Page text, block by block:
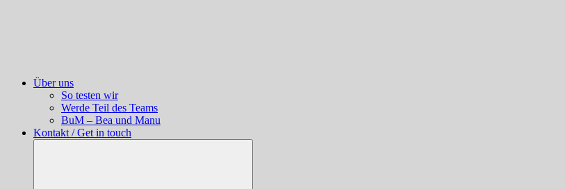
Über uns
So testen wir
Werde Teil des Teams
BuM – Bea und Manu
Kontakt / Get in touch